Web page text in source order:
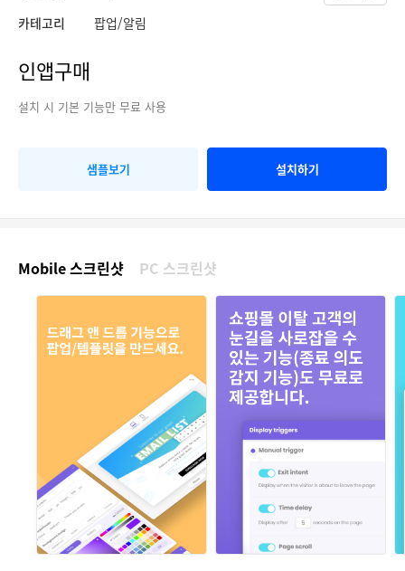
카테고리 팝업/알림
인앱구매
설치 시 기본 기능만 무료 사용
샘플보기 설치하기
Mobile 스크린샷 PC 스크린샷